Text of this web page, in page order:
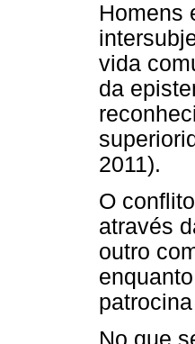
Homens
vida
da
2011).
O
através
outro